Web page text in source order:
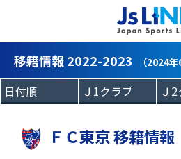
移籍情報 2022-2023 （2024
ＦＣ東京 移籍情報